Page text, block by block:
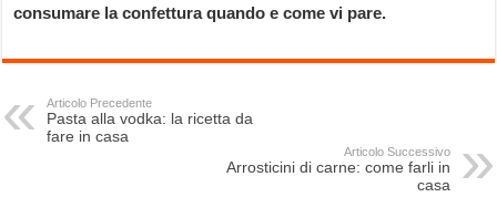
consumare la confettura quando e come vi pare.
Articolo Precedente
Pasta alla vodka: la ricetta da
fare in casa
Articolo Successivo
Arrosticini di carne: come farli in
casa